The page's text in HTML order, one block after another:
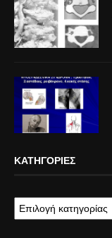
ΚΑΤΗΓΟΡΊΕΣ